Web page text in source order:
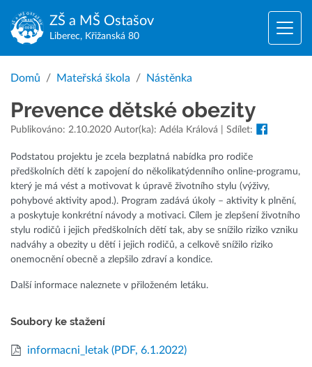
ZŠ a MŠ Ostašov
Liberec, Křižanská 80
Domů Mateřská škola Nástěnka
Prevence dětské obezity
Publikováno: 2.10.2020 Autor(ka): Adéla Králová | Sdílet:
Podstatou projektu je zcela bezplatná nabídka pro rodiče
předškolních dětí k zapojení do několikatýdenního online-programu,
který je má vést a motivovat k úpravě životního stylu (výživy,
pohybové aktivity apod.). Program zadává úkoly – aktivity k plnění,
a poskytuje konkrétní návody a motivaci. Cílem je zlepšení životního
stylu rodičů i jejich předškolních dětí tak, aby se snížilo riziko vzniku
nadváhy a obezity u dětí i jejich rodičů, a celkově snížilo riziko
onemocnění obecně a zlepšilo zdraví a kondice.
Další informace naleznete v přiloženém letáku.
Soubory ke stažení
informacni_letak (PDF, 6.1.2022)